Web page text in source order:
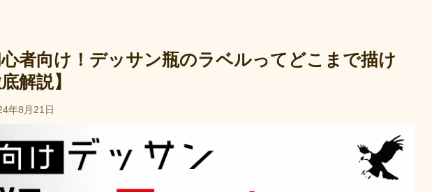
心者向け！デッサン瓶のラベルってどこまで描け
解説】
年8月21日